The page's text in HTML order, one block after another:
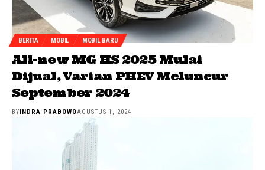
BERITA MOBIL MOBIL BARU
All-new MG HS 2025 Mulai
Dijual, Varian PHEV Meluncur
September 2024
BY INDRA PRABOWOAGUSTUS 1, 2024